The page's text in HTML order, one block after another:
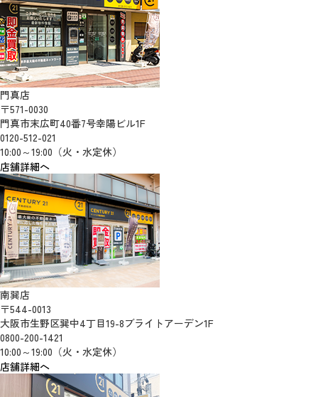
門真店
〒571-0030
門真市末広町40番7号幸陽ビル1F
0120-512-021
10:00～19:00（火・水定休）
店舗詳細へ
南巽店
〒544-0013
大阪市生野区巽中4丁目19-8ブライトアーデン1F
0800-200-1421
10:00～19:00（火・水定休）
店舗詳細へ